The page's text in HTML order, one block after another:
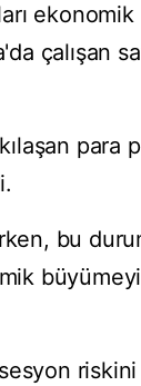
çalışan
para
bu